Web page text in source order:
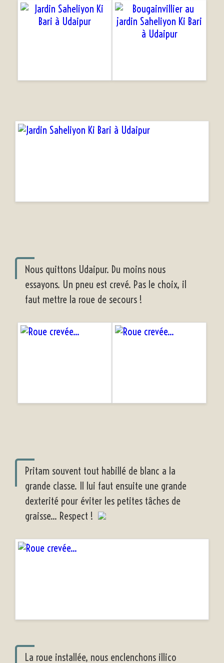
Nous quittons Udaipur. Du moins nous
essayons. Un pneu est crevé. Pas le choix, il
faut mettre la roue de secours !
Pritam souvent tout habillé de blanc a la
grande classe. Il lui faut ensuite une grande
dexterité pour éviter les petites tâches de
graisse... Respect !
La roue installée, nous enclenchons illico